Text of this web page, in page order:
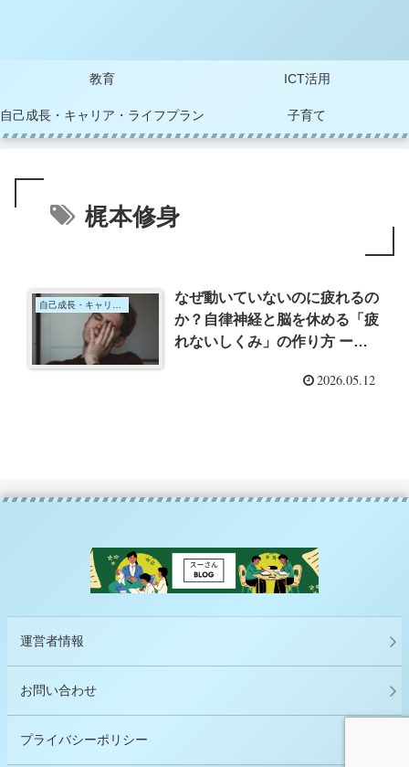
教育 ICT活用
自己成長・キャリア・ライフプラン 子育て
梶本修身
なぜ動いていないのに疲れるの
か？自律神経と脳を休める「疲
れないしくみ」の作り方 ー
み』をつくる脳の習慣」（梶本
2026.05.12
運営者情報
お問い合わせ
プライバシーポリシー